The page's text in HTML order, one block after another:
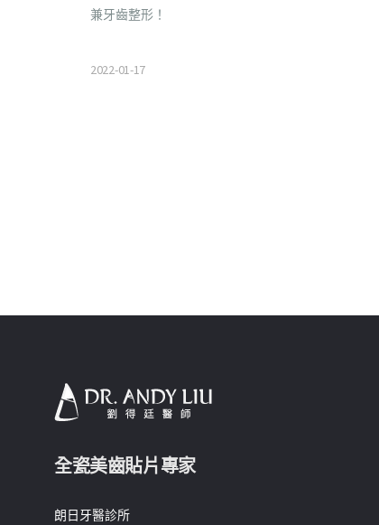
兼牙齒整形！
2022-01-17
全瓷美齒貼片專家
朗日牙醫診所